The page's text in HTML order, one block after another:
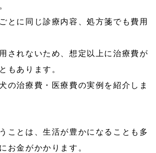
とに同じ診療内容、処方箋でも費用
されないため、想定以上に治療費が
もあります。
の治療費・医療費の実例を紹介しま
ことは、生活が豊かになることも多
お金がかかります。